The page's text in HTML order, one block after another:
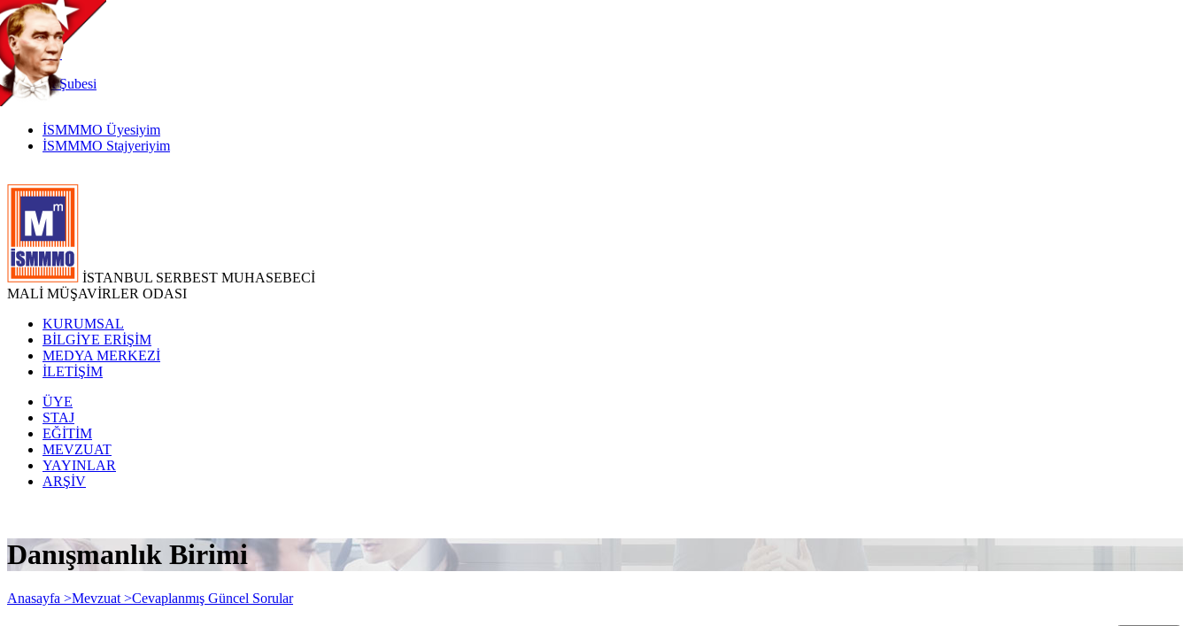
TR
|
EN
İnternetŞubesi
İSMMMO Üyesiyim
İSMMMO Stajyeriyim
İSTANBUL SERBEST MUHASEBECİ
MALİ MÜŞAVİRLER ODASI
KURUMSAL
BİLGİYE ERİŞİM
MEDYA MERKEZİ
İLETİŞİM
ÜYE
STAJ
EĞİTİM
MEVZUAT
YAYINLAR
ARŞİV
Danışmanlık Birimi
Anasayfa >Mevzuat >Cevaplanmış Güncel Sorular